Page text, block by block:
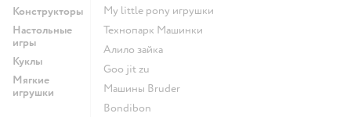
Конструкторы
Настольные
игры
Куклы
Мягкие
игрушки
my little pony игрушки
Технопарк Машинки
Алило зайка
Goo jit zu
Машины Bruder
Bondibon